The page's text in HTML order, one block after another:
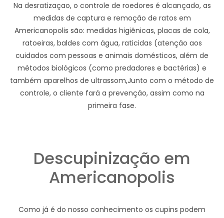
Na desratizaçao, o controle de roedores é alcançado, as
medidas de captura e remoção de ratos em
Americanopolis são: medidas higiênicas, placas de cola,
ratoeiras, baldes com água, raticidas (atenção aos
cuidados com pessoas e animais domésticos, além de
métodos biológicos (como predadores e bactérias) e
também aparelhos de ultrassom,Junto com o método de
controle, o cliente fará a prevenção, assim como na
primeira fase.
Descupinização em
Americanopolis
Como já é do nosso conhecimento os cupins podem